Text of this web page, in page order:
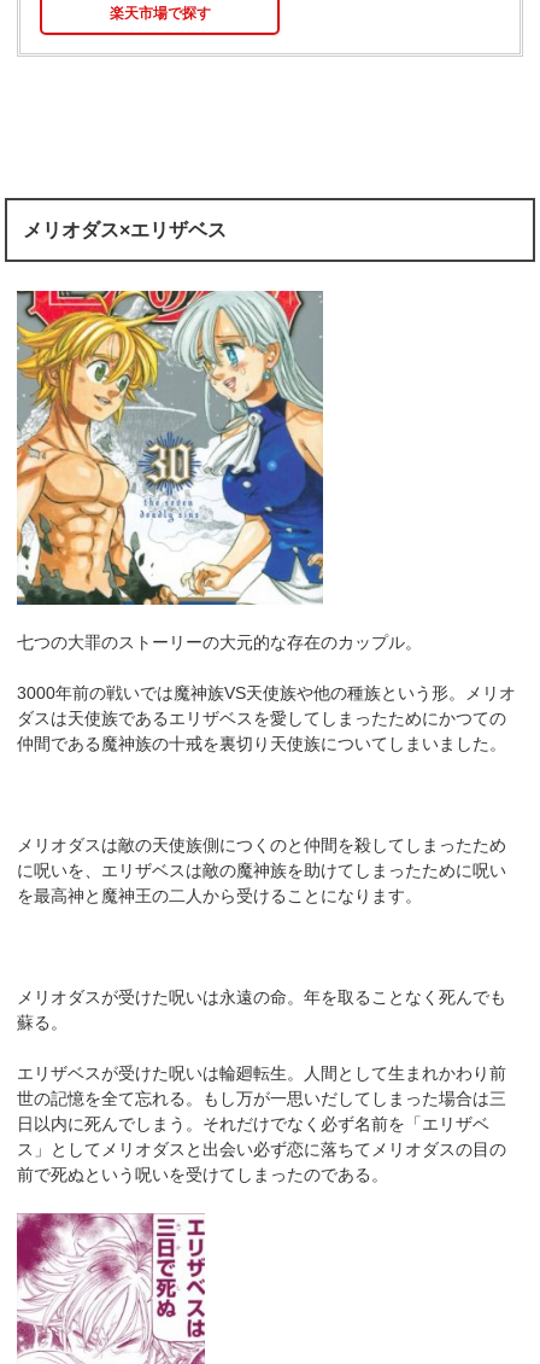
楽天市場で探す
メリオダス×エリザベス
七つの大罪のストーリーの大元的な存在のカップル。
3000年前の戦いでは魔神族VS天使族や他の種族という形。メリオ
ダスは天使族であるエリザベスを愛してしまったためにかつての
仲間である魔神族の十戒を裏切り天使族についてしまいました。
メリオダスは敵の天使族側につくのと仲間を殺してしまったため
に呪いを、エリザベスは敵の魔神族を助けてしまったために呪い
を最高神と魔神王の二人から受けることになります。
メリオダスが受けた呪いは永遠の命。年を取ることなく死んでも
蘇る。
エリザベスが受けた呪いは輪廻転生。人間として生まれかわり前
世の記憶を全て忘れる。もし万が一思いだしてしまった場合は三
日以内に死んでしまう。それだけでなく必ず名前を「エリザベ
ス」としてメリオダスと出会い必ず恋に落ちてメリオダスの目の
前で死ぬという呪いを受けてしまったのである。